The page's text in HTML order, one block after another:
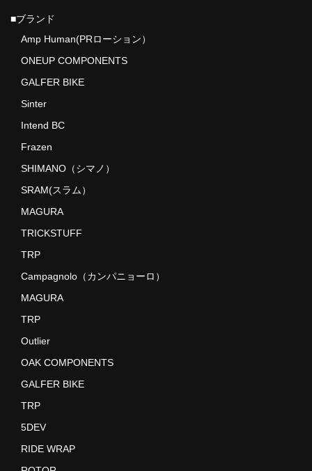
■ブランド
Amp Human(PRローション）
ONEUP COMPONENTS
GALFER BIKE
Sinter
Intend BC
Frazen
SHIMANO（シマノ）
SRAM(スラム）
MAGURA
TRICKSTUFF
TRP
Campagnolo（カンパニョーロ）
MAGURA
TRP
Outlier
OAK COMPONENTS
GALFER BIKE
TRP
5DEV
RIDE WRAP